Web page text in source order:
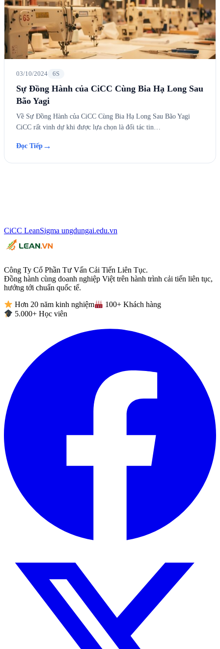
03/10/2024 6S
Sự Đồng Hành của CiCC Cùng Bia Hạ Long Sau
Bão Yagi
Về Sự Đồng Hành của CiCC Cùng Bia Hạ Long Sau Bão Yagi
CiCC rất vinh dự khi được lựa chọn là đối tác tin…
Đọc Tiếp →
CiCC LeanSigma ungdungai.edu.vn
Công Ty Cổ Phần Tư Vấn Cải Tiến Liên Tục.
Đồng hành cùng doanh nghiệp Việt trên hành trình cải tiến liên tục,
hướng tới chuẩn quốc tế.
Hơn 20 năm kinh nghiệm
100+ Khách hàng
5.000+ Học viên